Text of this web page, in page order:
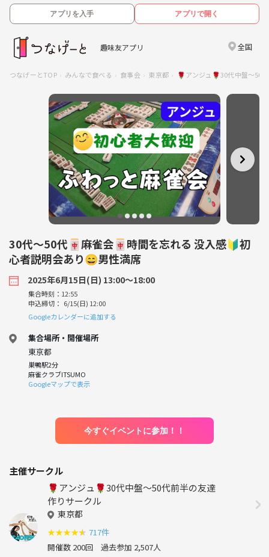
アプリを入手 アプリで開く
趣味友アプリ 全国
つなげーとTOP みんなで食べる 食事会 東京都 🌹アンジュ🌹30代中盤～50
30代〜50代🀄麻雀会🀄時間を忘れる 没入感🔰初
心者説明会あり😄男性満席
2025年6月15日(日) 13:00〜18:00
集合時刻：12:55
申込締切： 6/15(日) 12:00
Googleカレンダーに追加する
集合場所・開催場所
東京都
巣鴨駅2分
麻雀クラブITSUMO
Googleマップで表示
今すぐイベントに参加！！
主催サークル
🌹アンジュ🌹30代中盤～50代前半の友達
作りサークル
東京都
★★★★★ 717件
開催数 200回 過去参加 2,507人